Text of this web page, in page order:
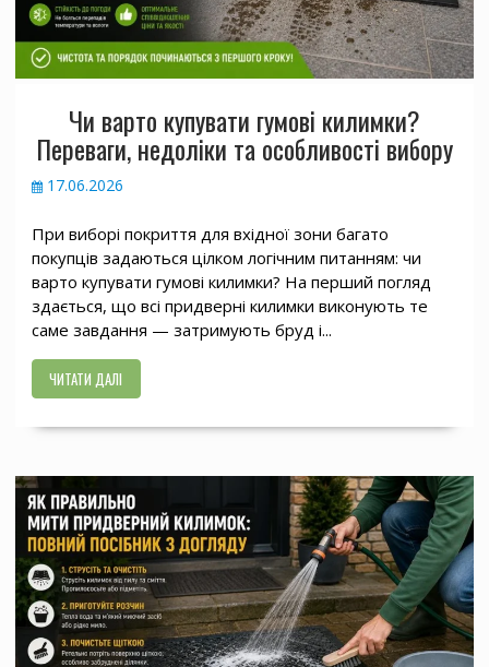
Чи варто купувати гумові килимки?
Переваги, недоліки та особливості вибору
17.06.2026
При виборі покриття для вхідної зони багато
покупців задаються цілком логічним питанням: чи
варто купувати гумові килимки? На перший погляд
здається, що всі придверні килимки виконують те
саме завдання — затримують бруд і...
ЧИТАТИ ДАЛІ